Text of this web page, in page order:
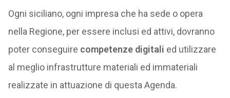
Ogni siciliano, ogni impresa che ha sede o opera
nella Regione, per essere inclusi ed attivi, dovranno
poter conseguire competenze digitali ed utilizzare
al meglio infrastrutture materiali ed immateriali
realizzate in attuazione di questa Agenda.